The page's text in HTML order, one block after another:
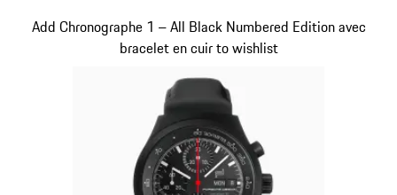
Add Chronographe 1 – All Black Numbered Edition avec
bracelet en cuir to wishlist
Diapositive 5 sur 5